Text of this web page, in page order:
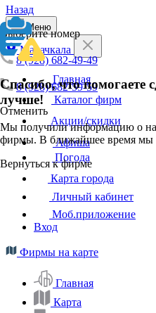
Назад
Выберите номер
8 (928) 682-49-49
8 (928) 682-59-59
Отменить
Спасибо, что помогаете
лучше!
Мы получили информацию о
фирмы. В ближайшее время мы
Вернуться к фирме
Меню
Махачкала
Главная
Каталог фирм
Акции/скидки
Афиша
Погода
Карта города
Личный кабинет
Моб.приложение
Вход
Фирмы на карте
Главная
Карта